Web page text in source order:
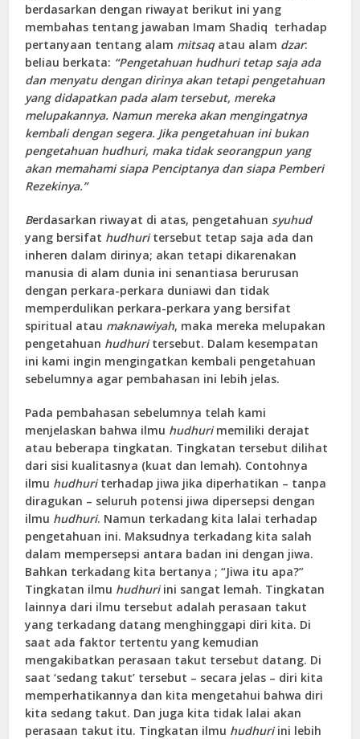
berdasarkan dengan riwayat berikut ini yang
membahas tentang jawaban Imam Shadiq terhadap
pertanyaan tentang alam mitsaqatau alam dzar:
beliau berkata: “Pengetahuan hudhuri tetap saja ada
dan menyatu dengan dirinya akan tetapi pengetahuan
yang didapatkan pada alam tersebut, mereka
melupakannya. Namun mereka akan mengingatnya
kembali dengan segera. Jika pengetahuan ini bukan
pengetahuan hudhuri, maka tidak seorangpun yang
akan memahami siapa Penciptanya dan siapa Pemberi
Rezekinya.”
Berdasarkan riwayat di atas, pengetahuan syuhud
yang bersifat hudhuritersebut tetap saja ada dan
inheren dalam dirinya; akan tetapi dikarenakan
manusia di alam dunia ini senantiasa berurusan
dengan perkara-perkara duniawi dan tidak
memperdulikan perkara-perkara yang bersifat
spiritual atau maknawiyah, maka mereka melupakan
pengetahuan hudhuritersebut. Dalam kesempatan
ini kami ingin mengingatkan kembali pengetahuan
sebelumnya agar pembahasan ini lebih jelas.
Pada pembahasan sebelumnya telah kami
menjelaskan bahwa ilmu hudhurimemiliki derajat
atau beberapa tingkatan. Tingkatan tersebut dilihat
dari sisi kualitasnya (kuat dan lemah). Contohnya
ilmu hudhuriterhadap jiwa jika diperhatikan – tanpa
diragukan – seluruh potensi jiwa dipersepsi dengan
ilmu hudhuri. Namun terkadang kita lalai terhadap
pengetahuan ini. Maksudnya terkadang kita salah
dalam mempersepsi antara badan ini dengan jiwa.
Bahkan terkadang kita bertanya ; “Jiwa itu apa?”
Tingkatan ilmu hudhuriini sangat lemah. Tingkatan
lainnya dari ilmu tersebut adalah perasaan takut
yang terkadang datang menghinggapi diri kita. Di
saat ada faktor tertentu yang kemudian
mengakibatkan perasaan takut tersebut datang. Di
saat ‘sedang takut’ tersebut – secara jelas – diri kita
memperhatikannya dan kita mengetahui bahwa diri
kita sedang takut. Dan juga kita tidak lalai akan
perasaan takut itu. Tingkatan ilmu hudhuriini lebih